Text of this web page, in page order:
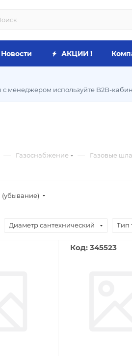
Новости АКЦИИ !
менеджером используйте B2B-
— Газоснабжение — Газовые
(убывание)
Диаметр сантехнический Тип
Код: 345523